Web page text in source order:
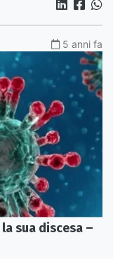
5 anni fa
sua discesa –